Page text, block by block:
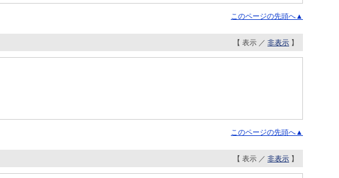
このページの先頭へ▲
【 表示 ／ 非表示 】
このページの先頭へ▲
【 表示 ／ 非表示 】